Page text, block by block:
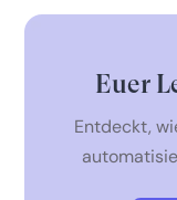
Euer
Entdeckt,